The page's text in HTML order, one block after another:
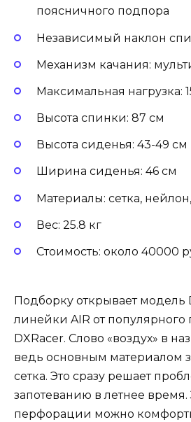
поясничного подпора
Независимый наклон
Механизм качания:
Максимальная нагрузка:
Высота спинки: 87 см
Высота сиденья: 43-49 см
Ширина сиденья: 46 см
Материалы: сетка,
Вес: 25.8 кг
Стоимость: около 40000
Подборку открывает модель
линейки AIR от популярного
DXRacer. Слово «воздух» в
ведь основным материалом
сетка. Это сразу решает
запотеванию в летнее время.
перфорации можно